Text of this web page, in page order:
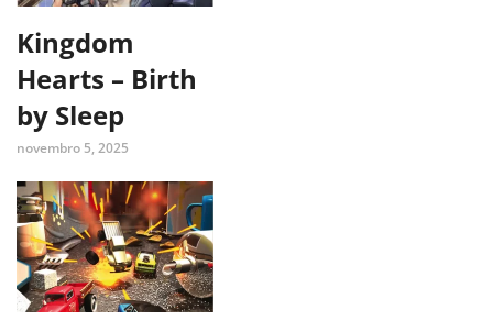
Kingdom
Hearts – Birth
by Sleep
novembro 5, 2025